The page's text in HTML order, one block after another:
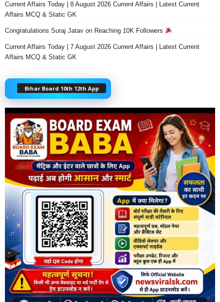
Current Affairs Today | 8 August 2026 Current Affairs | Latest Current
Affairs MCQ & Static GK
Congratulations Suraj Jatav on Reaching 10K Followers
Current Affairs Today | 7 August 2026 Current Affairs | Latest Current
Affairs MCQ & Static GK
Bihar Board 10th 12th App